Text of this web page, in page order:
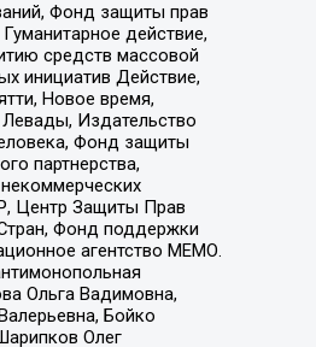
Фонд защиты прав
действие,
средств массовой
инициатив Действие,
Новое время,
Издательство
Фонд защиты
партнерства,
Центр Защиты Прав
Фонд поддержки
агентство МЕМО.
Ольга Вадимовна,
Бойко
Олег